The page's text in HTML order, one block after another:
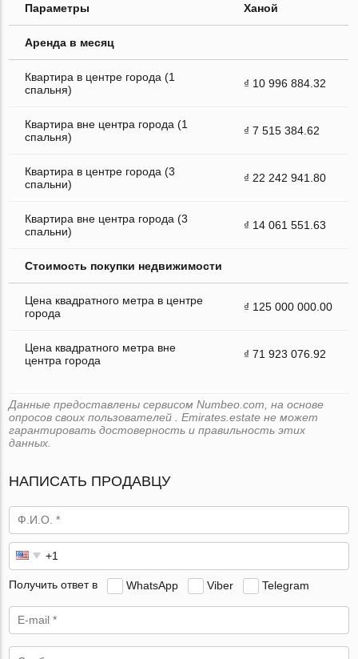
Параметры Ханой
Аренда в месяц
Квартира в центре города (1
спальня)
₫ 10 996 884.32
Квартира вне центра города (1
спальня)
₫ 7 515 384.62
Квартира в центре города (3
спальни)
₫ 22 242 941.80
Квартира вне центра города (3
спальни)
₫ 14 061 551.63
Стоимость покупки недвижимости
Цена квадратного метра в центре
города
₫ 125 000 000.00
Цена квадратного метра вне
центра города
₫ 71 923 076.92
Данные предоставлены сервисом Numbeo.com, на основе
опросов своих пользователей . Emirates.estate не может
гарантировать достоверность и правильность этих
данных.
НАПИСАТЬ ПРОДАВЦУ
Получить ответ в WhatsApp Viber Telegram